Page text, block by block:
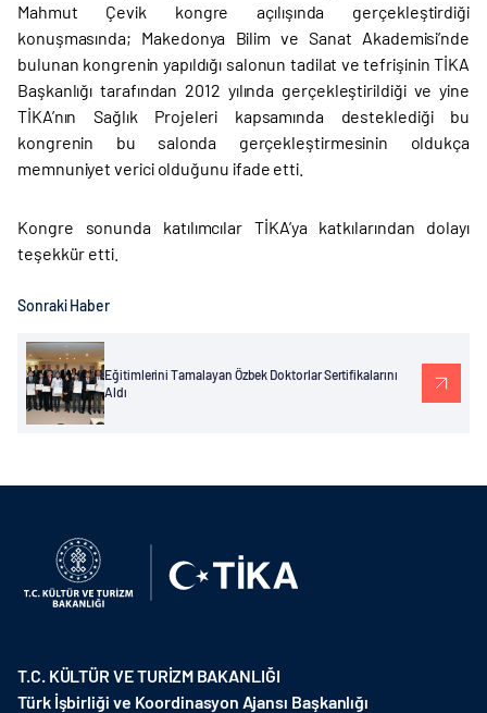
Mahmut Çevik kongre açılışında gerçekleştirdiği
konuşmasında; Makedonya Bilim ve Sanat Akademisi’nde
bulunan kongrenin yapıldığı salonun tadilat ve tefrişinin TİKA
Başkanlığı tarafından 2012 yılında gerçekleştirildiği ve yine
TİKA’nın Sağlık Projeleri kapsamında desteklediği bu
kongrenin bu salonda gerçekleştirmesinin oldukça
memnuniyet verici olduğunu ifade etti.
Kongre sonunda katılımcılar TİKA’ya katkılarından dolayı
teşekkür etti.
Sonraki Haber
Eğitimlerini Tamalayan Özbek Doktorlar Sertifikalarını
Aldı
T.C. KÜLTÜR VE TURİZM BAKANLIĞI
Türk İşbirliği ve Koordinasyon Ajansı Başkanlığı